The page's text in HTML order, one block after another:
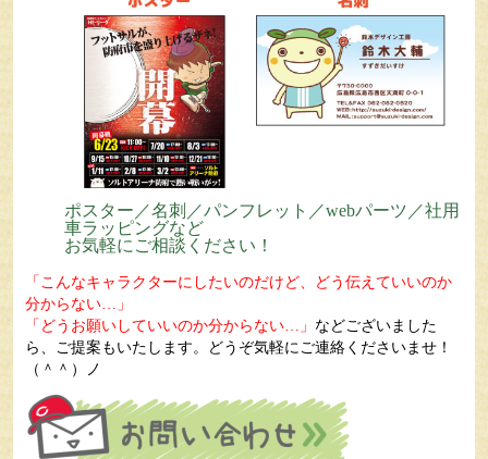
ポスター／名刺／パンフレット／webパーツ／社用
車ラッピングなど
お気軽にご相談ください！
「こんなキャラクターにしたいのだけど、どう伝えていいのか
分からない…」
「どうお願いしていいのか分からない…」 などございました
ら、ご提案もいたします。どうぞ気軽にご連絡くださいませ！
（＾＾）ノ